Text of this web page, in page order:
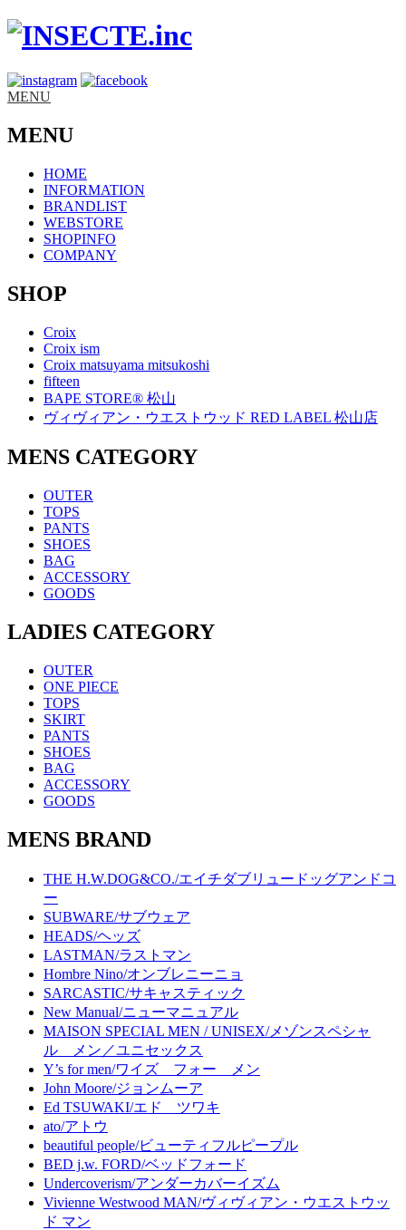
MENU
MENU
HOME
INFORMATION
BRANDLIST
WEBSTORE
SHOPINFO
COMPANY
SHOP
Croix
Croix ism
Croix matsuyama mitsukoshi
fifteen
BAPE STORE® 松山
ヴィヴィアン・ウエストウッド RED LABEL 松山店
MENS CATEGORY
OUTER
TOPS
PANTS
SHOES
BAG
ACCESSORY
GOODS
LADIES CATEGORY
OUTER
ONE PIECE
TOPS
SKIRT
PANTS
SHOES
BAG
ACCESSORY
GOODS
MENS BRAND
THE H.W.DOG&CO./エイチダブリュードッグアンドコ
ー
SUBWARE/サブウェア
HEADS/ヘッズ
LASTMAN/ラストマン
Hombre Nino/オンブレニーニョ
SARCASTIC/サキャスティック
New Manual/ニューマニュアル
MAISON SPECIAL MEN / UNISEX/メゾンスペシャ
ル メン／ユニセックス
Y’s for men/ワイズ フォー メン
John Moore/ジョンムーア
Ed TSUWAKI/エド ツワキ
ato/アトウ
beautiful people/ビューティフルピープル
BED j.w. FORD/ベッドフォード
Undercoverism/アンダーカバーイズム
Vivienne Westwood MAN/ヴィヴィアン・ウエストウッ
ド マン